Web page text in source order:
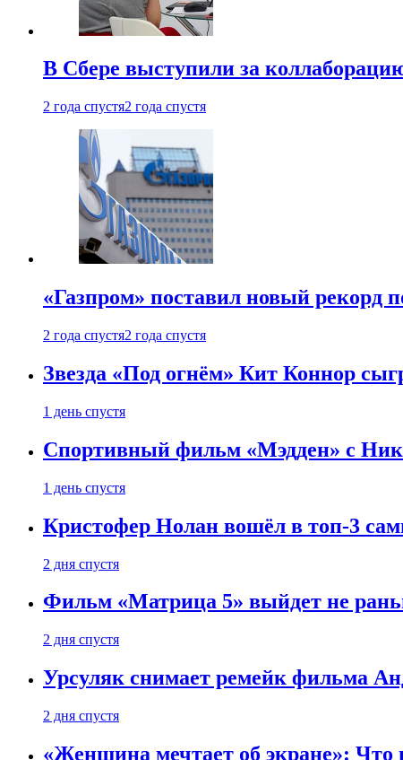
В Сбере выступили за
2 года спустя2 года спустя
«Газпром» поставил новый рекорд
2 года спустя2 года спустя
Звезда «Под огнём» Кит Коннор
1 день спустя
Спортивный фильм «Мэдден» с
1 день спустя
Кристофер Нолан вошёл в топ-3
2 дня спустя
Фильм «Матрица 5» выйдет не
2 дня спустя
Урсуляк снимает ремейк фильма
2 дня спустя
«Женщина мечтает об экране»: Что